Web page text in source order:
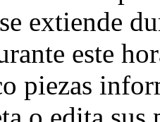
extiende
este
piezas